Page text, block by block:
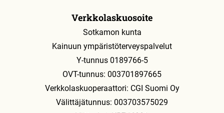
Verkkolaskuosoite
Sotkamon kunta
Kainuun ympäristöterveyspalvelut
Y-tunnus 0189766-5
OVT-tunnus: 003701897665
Verkkolaskuoperaattori: CGI Suomi Oy
Välittäjätunnus: 003703575029